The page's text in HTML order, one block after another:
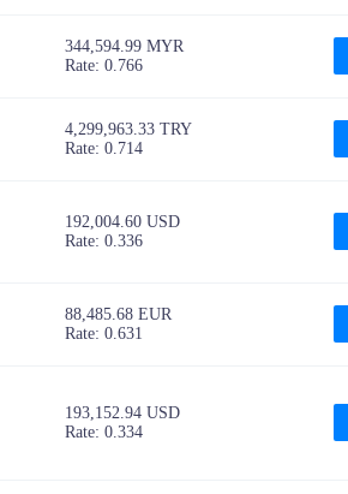
344,594.99 MYR
Rate: 0.766
4,299,963.33 TRY
Rate: 0.714
192,004.60 USD
Rate: 0.336
88,485.68 EUR
Rate: 0.631
193,152.94 USD
Rate: 0.334